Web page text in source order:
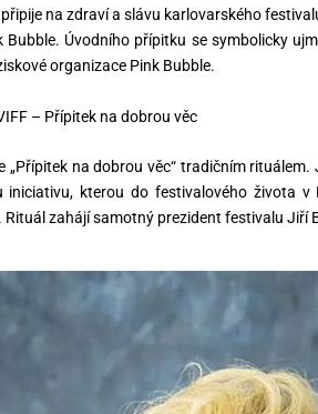
na zdraví a slávu karlovarského
Bubble. Úvodního přípitku se symbolicky
organizace Pink Bubble.
– Přípitek na dobrou věc
„Přípitek na dobrou věc“ tradičním
kterou do festivalového života
zahájí samotný prezident festivalu Jiří